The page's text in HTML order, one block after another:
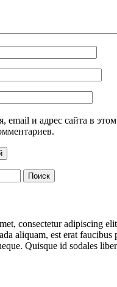
email и адрес сайта в этом
consectetur adipiscing
aliquam, est erat faucibus
Quisque id sodales